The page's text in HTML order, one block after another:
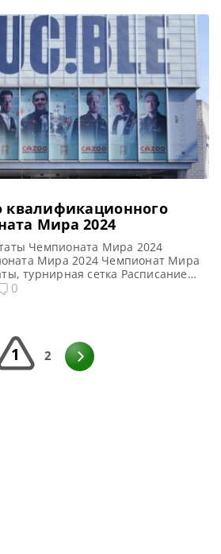
матчи 3 раунда квалификации
по снукеру World Championship
[…]
квалификационного
Мира 2024
Чемпионата Мира 2024
Мира 2024 Чемпионат Мира
турнирная сетка Расписание
Мира 2024 Видео Чемпионата
по снукеру World Championship
[…]
0
1 2